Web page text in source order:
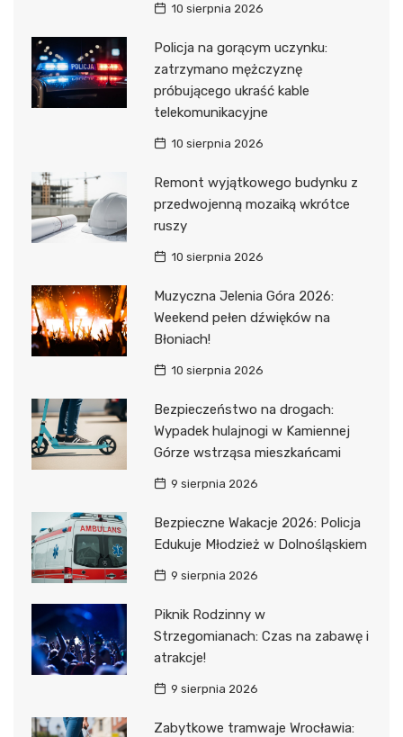
10 sierpnia 2026
Policja na gorącym uczynku:
zatrzymano mężczyznę
próbującego ukraść kable
telekomunikacyjne
10 sierpnia 2026
Remont wyjątkowego budynku z
przedwojenną mozaiką wkrótce
ruszy
10 sierpnia 2026
Muzyczna Jelenia Góra 2026:
Weekend pełen dźwięków na
Błoniach!
10 sierpnia 2026
Bezpieczeństwo na drogach:
Wypadek hulajnogi w Kamiennej
Górze wstrząsa mieszkańcami
9 sierpnia 2026
Bezpieczne Wakacje 2026: Policja
Edukuje Młodzież w Dolnośląskiem
9 sierpnia 2026
Piknik Rodzinny w
Strzegomianach: Czas na zabawę i
atrakcje!
9 sierpnia 2026
Zabytkowe tramwaje Wrocławia: